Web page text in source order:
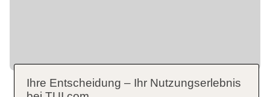
Ihre Entscheidung – Ihr Nutzungserlebnis